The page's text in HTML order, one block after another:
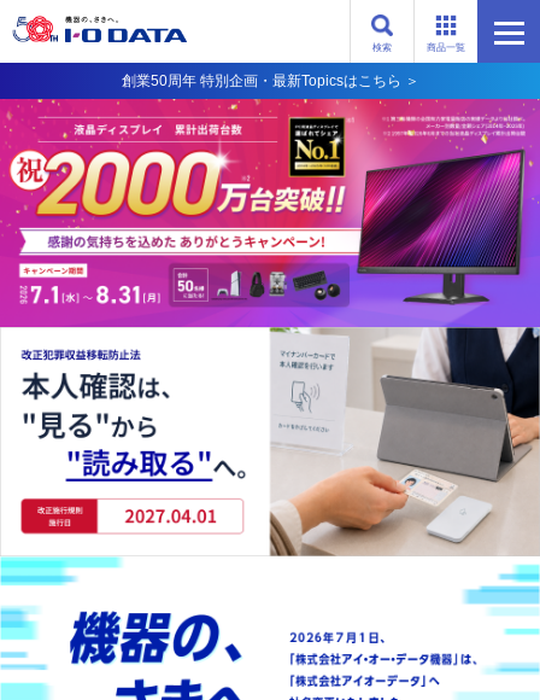
商品一覧
検索
創業50周年 特別企画・最新Topicsはこちら ＞